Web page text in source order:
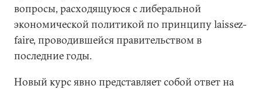
вопросы, расходящуюся с либеральной
экономической политикой по принципу laissez-
faire, проводившейся правительством в
последние годы.
Новый курс явно представляет собой ответ на